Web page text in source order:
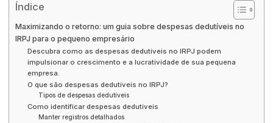
Índice
Maximizando o retorno: um guia sobre despesas dedutíveis no
IRPJ para o pequeno empresário
Descubra como as despesas dedutíveis no IRPJ podem
impulsionar o crescimento e a lucratividade de sua pequena
empresa.
O que são despesas dedutíveis no IRPJ?
Tipos de despesas dedutíveis
Como identificar despesas dedutíveis
Manter registros detalhados